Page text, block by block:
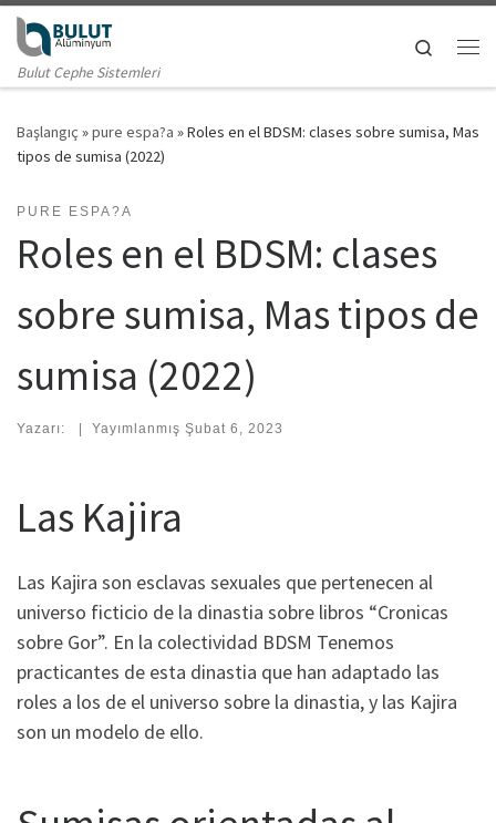
Skip to content
Bulut Cephe Sistemleri
Search
Başlangıç »pure espa?a »Roles en el BDSM: clases sobre sumisa, Mas
tipos de sumisa (2022)
PURE ESPA?A
Roles en el BDSM: clases
sobre sumisa, Mas tipos de
sumisa (2022)
Yazarı: | Yayımlanmış Şubat 6, 2023
Las Kajira
Las Kajira son esclavas sexuales que pertenecen al
universo ficticio de la dinastia sobre libros “Cronicas
sobre Gor”. En la colectividad BDSM Tenemos
practicantes de esta dinastia que han adaptado las
roles a los de el universo sobre la dinastia, y las Kajira
son un modelo de ello.